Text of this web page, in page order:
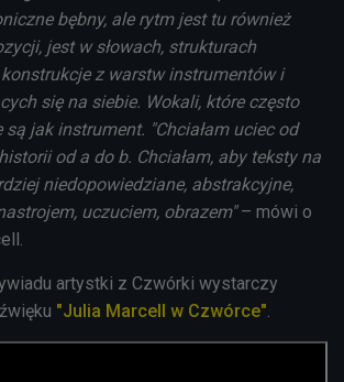
bębny, ale rytm jest tu również
jest w słowach, strukturach
z warstw instrumentów i
się na siebie. Wokali, które często
jak instrument. "Chciałam uciec od
od a do b. Chciałam, aby teksty na
niedopowiedziane, abstrakcyjne,
uczuciem, obrazem"– mówi o
artystki z Czwórki wystarczy
"Julia Marcell w Czwórce".